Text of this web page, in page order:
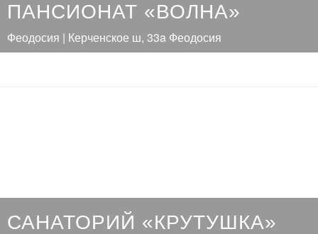
ПАНСИОНАТ «ВОЛНА»
Феодосия | Керченское ш, 33a Феодосия
САНАТОРИЙ «КРУТУШКА»